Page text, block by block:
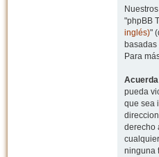
"phpBB
inglés)"
Para
Acuerda
pueda
que sea
derecho
ninguna